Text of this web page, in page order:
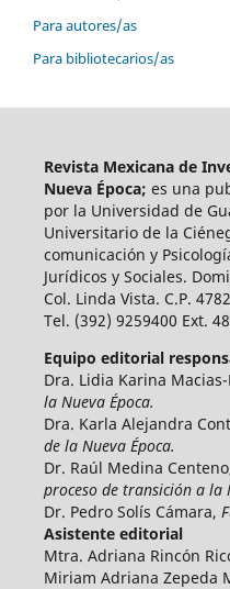
Para autores/as
Para bibliotecarios/as
Revista Mexicana de
Nueva Época; es una
por la Universidad de
Universitario de la
comunicación y
Jurídicos y Sociales.
Col. Linda Vista. C.P.
Tel. (392) 9259400 Ext.
Equipo editorial
Dra. Lidia Karina
la Nueva Época.
Dra. Karla Alejandra
de la Nueva Época.
Dr. Raúl Medina
proceso de transición a la
Dr. Pedro Solís Cámara,
Asistente editorial
Mtra. Adriana Rincón
Miriam Adriana Zepeda